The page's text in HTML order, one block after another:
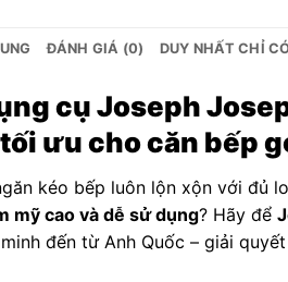
ĐÁNH GIÁ (0) DUY NHẤT CHỈ
cụ Joseph
ưu cho căn bếp
kéo bếp luôn lộn xộn với đủ
mỹ cao và dễ sử dụng? Hãy để
đến từ Anh Quốc – giải